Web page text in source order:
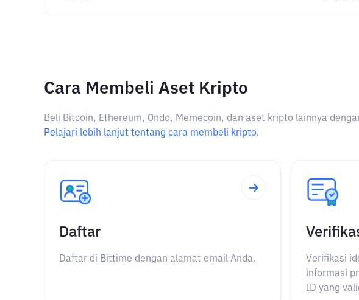
Cara Membeli Aset Kripto
Beli Bitcoin, Ethereum, Ondo, Memecoin, dan aset kripto lainnya
Pelajari lebih lanjut tentang cara membeli kripto.
Daftar
Daftar di Bittime dengan alamat email Anda.
Verifikasi
informasi
ID yang